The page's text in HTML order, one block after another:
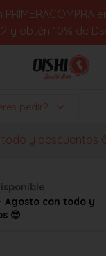
y obtén 10% de
pedir?
y descuentos
Agosto con todo y
😎